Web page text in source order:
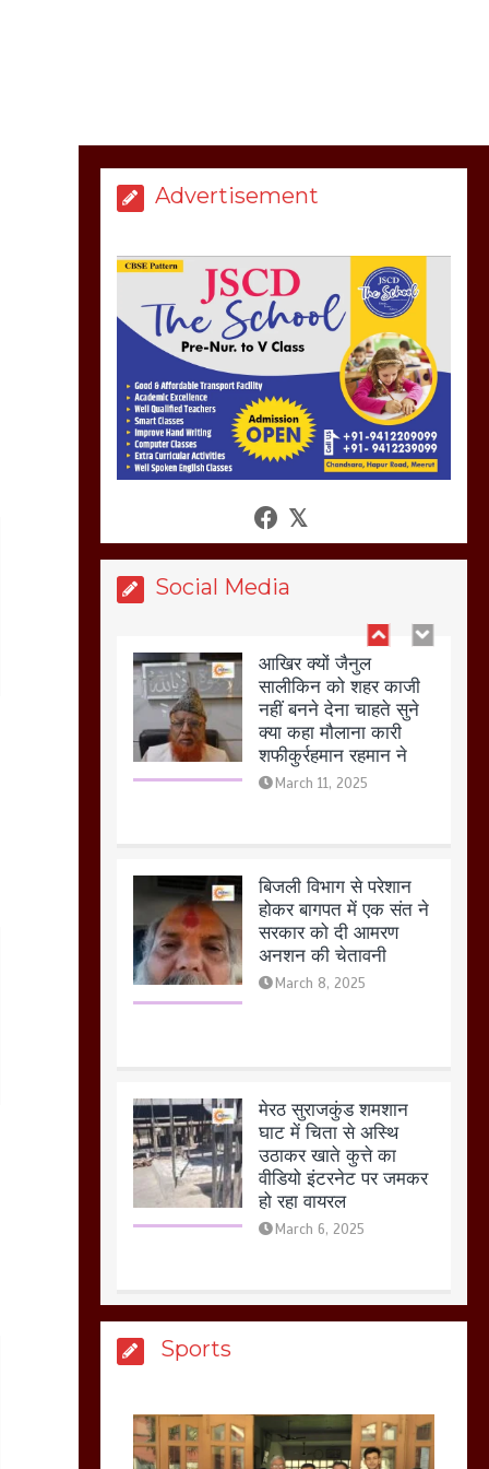
Advertisement
Social Media
हो रहा वायरल
होलिका रखने पर लात मार
कर होलिका को किया तहस
नहस,मोहल्ले वालों के साथ
की गई गाली गलोच ,कहा
अगर रखी गई होली तो होगा
खून खराबा,
March 11, 2025
आखिर क्यों जैनुल
सालीकिन को शहर काजी
नहीं बनने देना चाहते सुने
क्या कहा मौलाना कारी
शफीकुर्रहमान रहमान ने
March 11, 2025
बिजली विभाग से परेशान
March 8, 2025
March 6, 2025
होलिका रखने पर लात मार
आखिर क्यों जैनुल
Sports